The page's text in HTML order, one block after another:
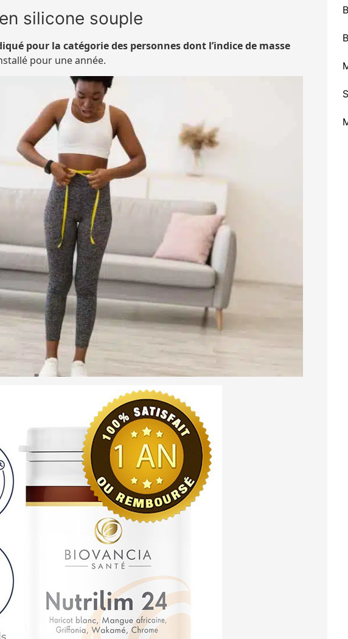
silicone souple
pour la catégorie des personnes dont l’indice de masse
pour une année.